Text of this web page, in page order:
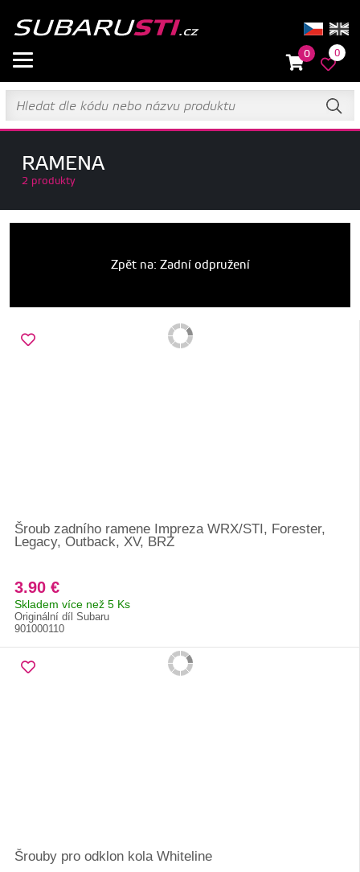
0 0
RAMENA
2 produkty
Zpět na: Zadní odpružení
Šroub zadního ramene Impreza WRX/STI, Forester,
Legacy, Outback, XV, BRZ
3.90 €
Skladem více než 5 Ks
Originální díl Subaru
901000110
Šrouby pro odklon kola Whiteline